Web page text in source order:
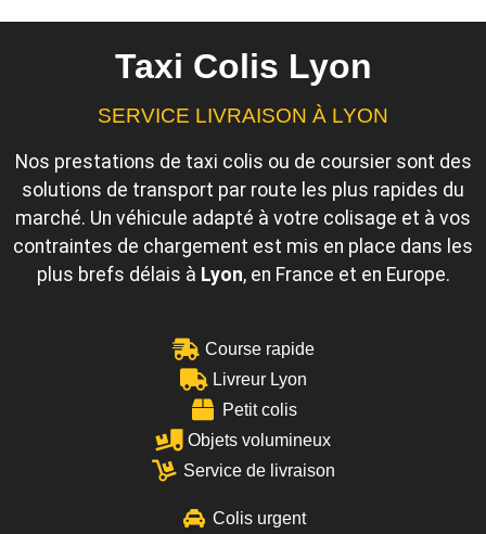
Taxi Colis Lyon
SERVICE LIVRAISON À LYON
Nos prestations de taxi colis ou de coursier sont des
solutions de transport par route les plus rapides du
marché. Un véhicule adapté à votre colisage et à vos
contraintes de chargement est mis en place dans les
plus brefs délais à Lyon,en France et en Europe.
Course rapide
Livreur Lyon
Petit colis
Objets volumineux
Service de livraison
Colis urgent